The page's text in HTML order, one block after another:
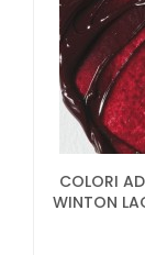
COLORI
WINTON